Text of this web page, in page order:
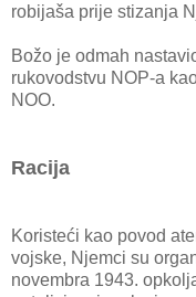
robijaša prije stizanja
Božo je odmah
rukovodstvu NOP-a
NOO.
Racija
Koristeći kao povod
vojske, Njemci su
novembra 1943.